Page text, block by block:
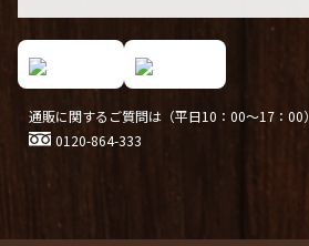
通販に関するご質問は（平日10：00～17：00）
0120-864-333